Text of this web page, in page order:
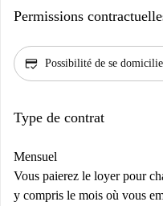
Permissions
credit_score Possibilité de se
Type de contrat
Mensuel
Vous paierez le loyer pour
y compris le mois où vous